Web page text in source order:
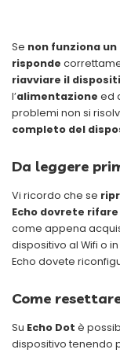
Se non funziona
risponde
riavviare il
l’alimentazione ed
problemi non si
completo del
Da leggere
Vi ricordo che se
Echo dovrete
come appena
dispositivo al Wifi o
Echo dovete
Come
Su Echo Dot è
dispositivo tenendo